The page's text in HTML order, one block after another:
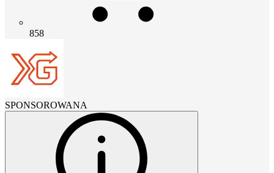
858
SPONSOROWANA